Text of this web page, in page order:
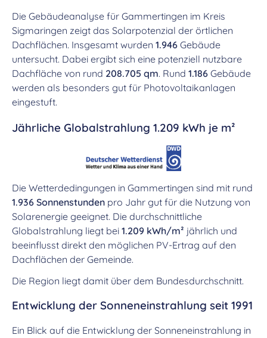
Die Gebäudeanalyse für Gammertingen im Kreis
Sigmaringen zeigt das Solarpotenzial der örtlichen
Dachflächen. Insgesamt wurden 1.946 Gebäude
untersucht. Dabei ergibt sich eine potenziell nutzbare
Dachfläche von rund 208.705 qm. Rund 1.186 Gebäude
werden als besonders gut für Photovoltaikanlagen
eingestuft.
Jährliche Globalstrahlung 1.209 kWh je m²
Die Wetterdedingungen in Gammertingen sind mit rund
1.936 Sonnenstunden pro Jahr gut für die Nutzung von
Solarenergie geeignet. Die durchschnittliche
Globalstrahlung liegt bei 1.209 kWh/m² jährlich und
beeinflusst direkt den möglichen PV-Ertrag auf den
Dachflächen der Gemeinde.
Die Region liegt damit über dem Bundesdurchschnitt.
Entwicklung der Sonneneinstrahlung seit 1991
Ein Blick auf die Entwicklung der Sonneneinstrahlung in